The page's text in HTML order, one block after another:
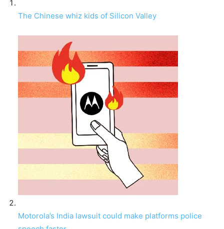
The Chinese whiz kids of Silicon Valley
Motorola’s India lawsuit could make platforms police